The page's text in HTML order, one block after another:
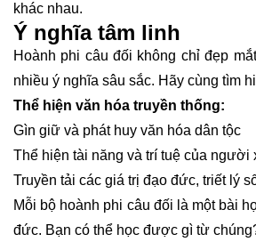
khác nhau.
Ý nghĩa tâm linh
Hoành phi câu đối không chỉ đẹp
nhiều ý nghĩa sâu sắc. Hãy cùng tìm
Thể hiện văn hóa truyền thống:
Gìn giữ và phát huy văn hóa dân tộc
Thể hiện tài năng và trí tuệ của người
Truyền tải các giá trị đạo đức, triết lý
Mỗi bộ hoành phi câu đối là một bài
đức. Bạn có thể học được gì từ